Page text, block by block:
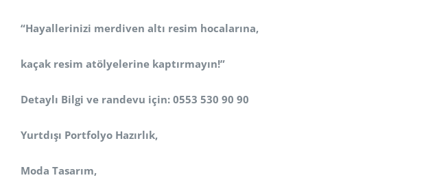
“Hayallerinizi merdiven altı resim hocalarına,
kaçak resim atölyelerine kaptırmayın!”
Detaylı Bilgi ve randevu için: 0553 530 90 90
Yurtdışı Portfolyo Hazırlık,
Moda Tasarım,